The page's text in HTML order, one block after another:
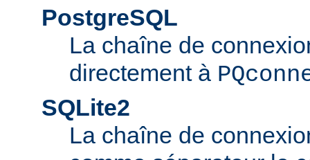
PostgreSQL
La chaîne de
directement à
SQLite2
La chaîne de